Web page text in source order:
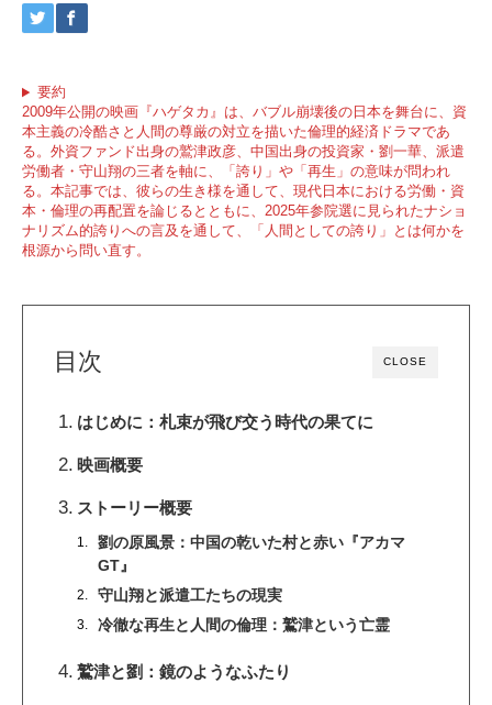
要約
2009年公開の映画『ハゲタカ』は、バブル崩壊後の日本を舞台に、資
本主義の冷酷さと人間の尊厳の対立を描いた倫理的経済ドラマであ
る。外資ファンド出身の鷲津政彦、中国出身の投資家・劉一華、派遣
労働者・守山翔の三者を軸に、「誇り」や「再生」の意味が問われ
る。本記事では、彼らの生き様を通して、現代日本における労働・資
本・倫理の再配置を論じるとともに、2025年参院選に見られたナショ
ナリズム的誇りへの言及を通して、「人間としての誇り」とは何かを
根源から問い直す。
CLOSE
目次
はじめに：札束が飛び交う時代の果てに
映画概要
ストーリー概要
劉の原風景：中国の乾いた村と赤い『アカマ
GT』
守山翔と派遣工たちの現実
冷徹な再生と人間の倫理：鷲津という亡霊
鷲津と劉：鏡のようなふたり